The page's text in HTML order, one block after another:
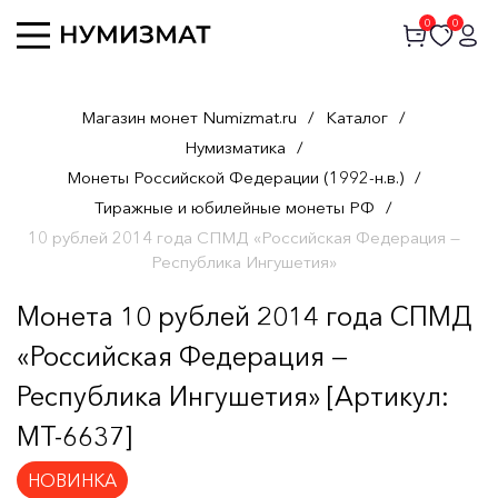
0 0
Магазин монет Numizmat.ru / Каталог /
Нумизматика /
Монеты Российской Федерации (1992-н.в.) /
Тиражные и юбилейные монеты РФ /
10 рублей 2014 года СПМД «Российская Федерация —
Республика Ингушетия»
Монета 10 рублей 2014 года СПМД
«Российская Федерация —
Республика Ингушетия» [Артикул:
MT-6637]
НОВИНКА